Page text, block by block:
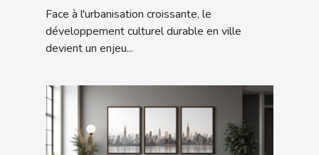
en ville
Face à l'urbanisation croissante, le
développement culturel durable en ville
devient un enjeu...